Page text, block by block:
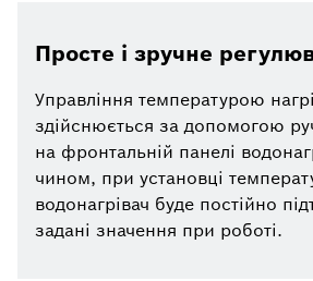
Просте і зручне
Управління температурою
здійснюється за допомогою
на фронтальній панелі
чином, при установці
водонагрівач буде постійно
задані значення при роботі.